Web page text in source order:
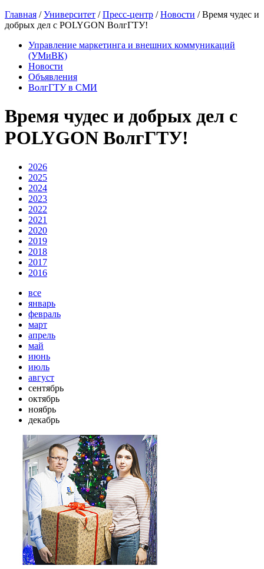
Главная /Университет /Пресс-центр /Новости / Время чудес и
добрых дел с POLYGON ВолгГТУ!
Управление маркетинга и внешних коммуникаций
(УМиВК)
Новости
Объявления
ВолгГТУ в СМИ
Время чудес и добрых дел с
POLYGON ВолгГТУ!
2026
2025
2024
2023
2022
2021
2020
2019
2018
2017
2016
все
январь
февраль
март
апрель
май
июнь
июль
август
сентябрь
октябрь
ноябрь
декабрь